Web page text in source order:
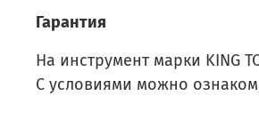
Гарантия
На инструмент марки KING
С условиями можно